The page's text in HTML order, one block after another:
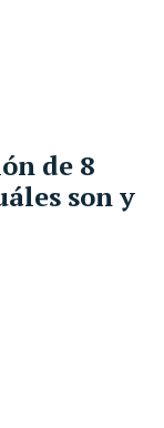
de 8
son y